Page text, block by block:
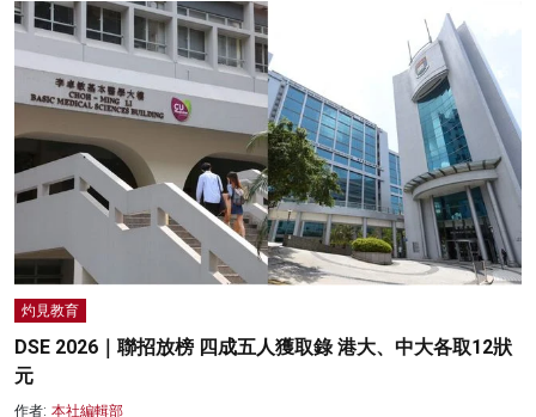
灼見教育
DSE 2026｜聯招放榜 四成五人獲取錄 港大、中大各取12狀
元
作者: 本社編輯部